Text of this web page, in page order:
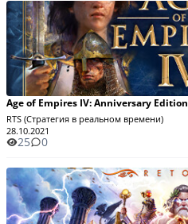
Age of Empires IV: Anniversary Edition
RTS (Стратегия в реальном времени)
28.10.2021
25 0